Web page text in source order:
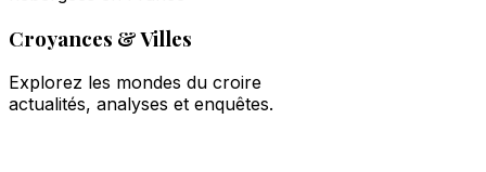
Croyances & Villes
Explorez les mondes du croire
actualités, analyses et enquêtes.